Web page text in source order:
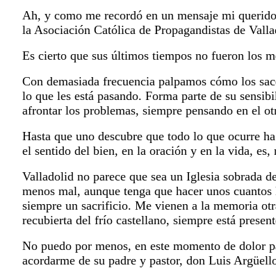
Ah, y como me recordó en un mensaje mi
la Asociación Católica de Propagandistas de
Es cierto que sus últimos tiempos no fueron los
Con demasiada frecuencia palpamos cómo los
lo que les está pasando. Forma parte de su
afrontar los problemas, siempre pensando en el
Hasta que uno descubre que todo lo que ocurre
el sentido del bien, en la oración y en la vida,
Valladolid no parece que sea un Iglesia sobrada
menos mal, aunque tenga que hacer unos
siempre un sacrificio. Me vienen a la memoria
recubierta del frío castellano, siempre está
No puedo por menos, en este momento de dolor
acordarme de su padre y pastor, don Luis